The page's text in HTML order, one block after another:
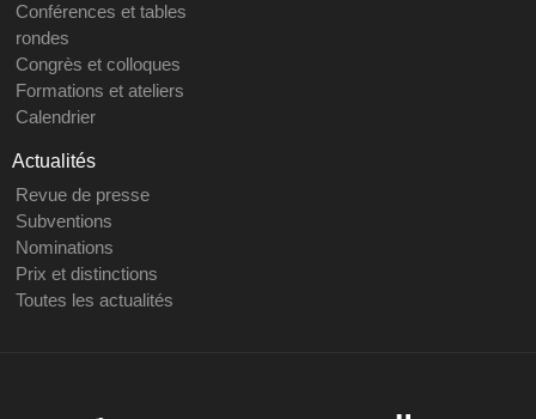
Conférences et tables
rondes
Congrès et colloques
Formations et ateliers
Calendrier
Actualités
Revue de presse
Subventions
Nominations
Prix et distinctions
Toutes les actualités